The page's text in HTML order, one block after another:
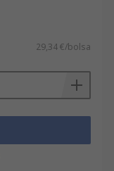
29,34 €/bolsa